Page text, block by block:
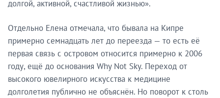
долгой, активной, счастливой жизнью».
Отдельно Елена отмечала, что бывала на Кипре
примерно семнадцать лет до переезда — то есть её
первая связь с островом относится примерно к 2006
году, ещё до основания Why Not Sky. Переход от
высокого ювелирного искусства к медицине
долголетия публично не объяснён. Но поворот к столь